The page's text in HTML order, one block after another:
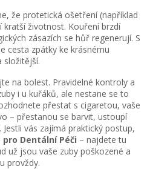
že protetická ošetření (například
životnost. Kouření brzdí
zásazích se hůř regenerují. S
cesta zpátky ke krásnému
složitější.
na bolest. Pravidelné kontroly a
i u kuřáků, ale nestane se to
přestat s cigaretou, vaše
– přestanou se barvit, ustoupí
vás zajímá praktický postup,
pro Dentální Péči – najdete tu
už jsou vaše zuby poškozené a
provždy.